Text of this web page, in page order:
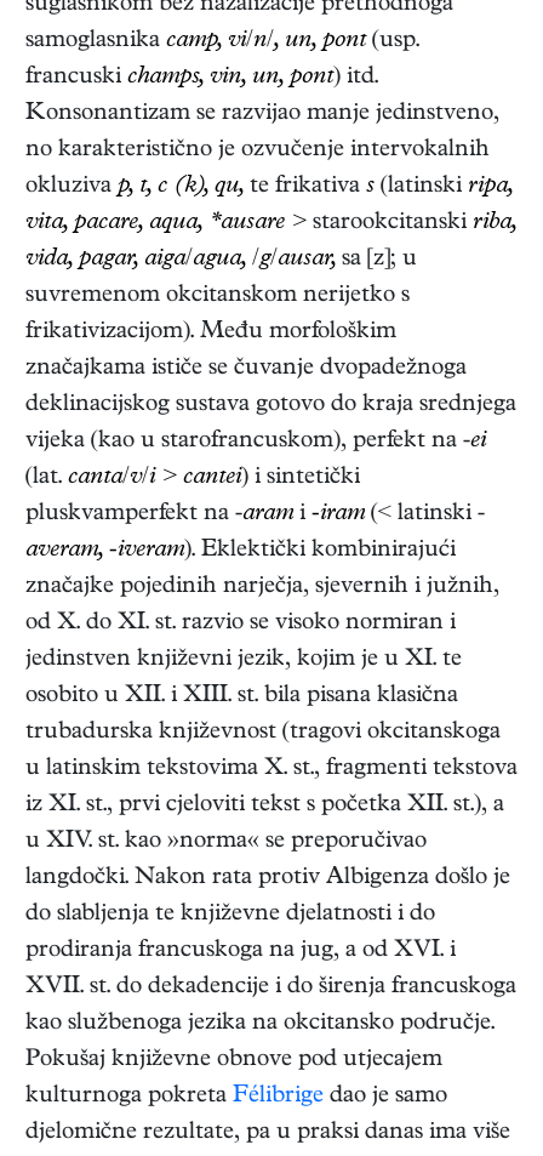
suglasnikom bez nazalizacije prethodnoga
samoglasnika camp, vi/n/, un, pont(usp.
francuski champs, vin, un, pont) itd.
Konsonantizam se razvijao manje jedinstveno,
no karakteristično je ozvučenje intervokalnih
okluzivap, t, c (k), qu, te frikativa s (latinski ripa,
vita, pacare, aqua, *ausare > starookcitanski riba,
vida, pagar, aiga/agua, /g/ausar, sa [z]; u
suvremenom okcitanskom nerijetko s
frikativizacijom). Među morfološkim
značajkama ističe se čuvanje dvopadežnoga
deklinacijskog sustava gotovo do kraja srednjega
vijeka (kao u starofrancuskom), perfekt na -ei
(lat. canta/v/i > cantei) i sintetički
pluskvamperfekt na -arami -iram(< latinski -
averam, -iveram). Eklektički kombinirajući
značajke pojedinih narječja, sjevernih i južnih,
od X. do XI. st. razvio se visoko normiran i
jedinstven književni jezik, kojim je u XI. te
osobito u XII. i XIII. st. bila pisana klasična
trubadurska književnost (tragovi okcitanskoga
u latinskim tekstovima X. st., fragmenti tekstova
iz XI. st., prvi cjeloviti tekst s početka XII. st.), a
u XIV. st. kao »norma« se preporučivao
langdočki. Nakon rata protiv Albigenza došlo je
do slabljenja te književne djelatnosti i do
prodiranja francuskoga na jug, a od XVI. i
XVII. st. do dekadencije i do širenja francuskoga
kao službenoga jezika na okcitansko područje.
Pokušaj književne obnove pod utjecajem
kulturnoga pokreta Félibrige dao je samo
djelomične rezultate, pa u praksi danas ima više